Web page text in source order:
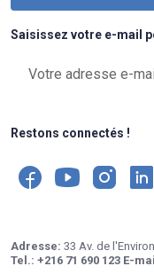
Saisissez votre e-mail
Restons connectés !
Adresse: 33 Av. de
Tel.: +216 71 690 123 E-